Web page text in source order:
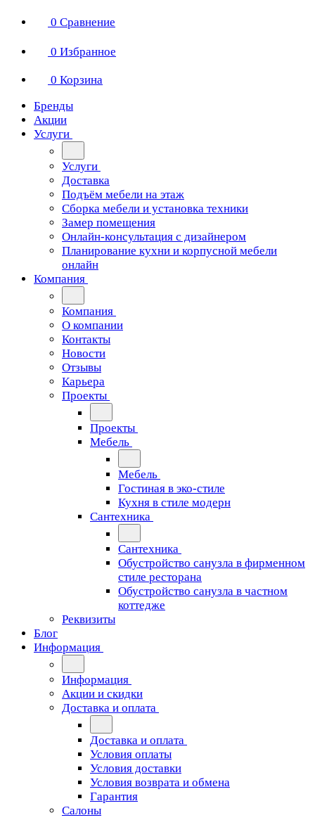
0 Сравнение
0 Избранное
0 Корзина
Бренды
Акции
Услуги
Услуги
Доставка
Подъём мебели на этаж
Сборка мебели и установка техники
Замер помещения
Онлайн-консультация с дизайнером
Планирование кухни и корпусной мебели
онлайн
Компания
Компания
О компании
Контакты
Новости
Отзывы
Карьера
Проекты
Проекты
Мебель
Мебель
Гостиная в эко-стиле
Кухня в стиле модерн
Сантехника
Сантехника
Обустройство санузла в фирменном
стиле ресторана
Обустройство санузла в частном
коттедже
Реквизиты
Блог
Информация
Информация
Акции и скидки
Доставка и оплата
Доставка и оплата
Условия оплаты
Условия доставки
Условия возврата и обмена
Гарантия
Салоны